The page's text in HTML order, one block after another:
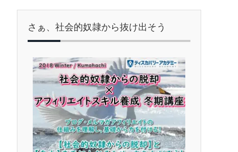
さぁ、社会的奴隷から抜け出そう